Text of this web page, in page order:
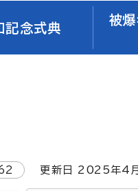
記念式典
被爆
更新日 2025年4